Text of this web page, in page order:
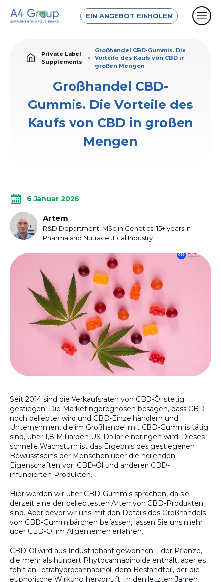
EIN ANGEBOT EINHOLEN
Private Label
Supplements
Großhandel CBD-Gummis. Die
Vorteile des Kaufs von CBD in
großen Mengen
Großhandel CBD-
Gummis. Die Vorteile des
Kaufs von CBD in großen
Mengen
6 Januar 2026
Artem
R&D Department, MSc in Genetics, 15+ years in
Pharma and Nutraceutical Industry
Seit 2014 sind die Verkaufsraten von CBD-Öl stetig
gestiegen. Die Marketingprognosen besagen, dass CBD
noch beliebter wird und CBD-Einzelhändlern und
Unternehmen, die im Großhandel mit CBD-Gummis tätig
sind, über 1,8 Milliarden US-Dollar einbringen wird. Dieses
schnelle Wachstum ist das Ergebnis des gestiegenen
Bewusstseins der Menschen über die heilenden
Eigenschaften von CBD-Öl und anderen CBD-
infundierten Produkten.
Hier werden wir über CBD-Gummis sprechen, da sie
derzeit eine der beliebtesten Arten von CBD-Produkten
sind. Aber bevor wir uns mit den Details des Großhandels
von CBD-Gummibärchen befassen, lassen Sie uns mehr
über CBD-Öl im Allgemeinen erfahren.
CBD-Öl wird aus Industriehanf gewonnen – der Pflanze,
die mehr als hundert Phytocannabinoide enthält, aber es
fehlt an Tetrahydrocannabinol, dem Bestandteil, der die
euphorische Wirkung hervorruft. In den letzten Jahren